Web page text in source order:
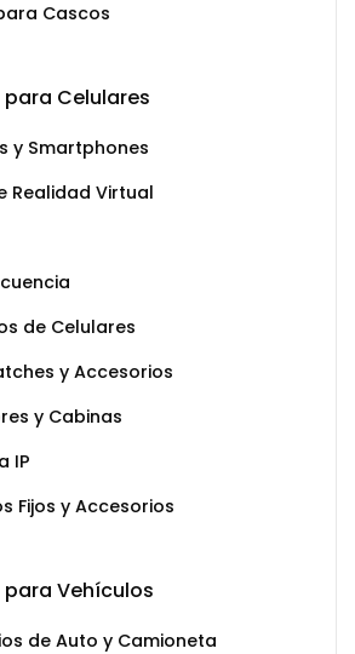
Cascos
Celulares
y Smartphones
Realidad Virtual
de Celulares
y Accesorios
y Cabinas
IP
Fijos y Accesorios
Vehículos
de Auto y Camioneta